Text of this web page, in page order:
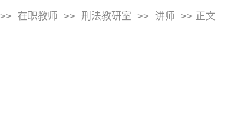
在职教师 >> 刑法教研室 >> 讲师 >> 正文